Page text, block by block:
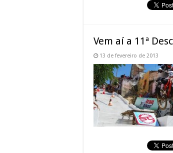
Vem aí a 11ª
13 de fevereiro de 2013